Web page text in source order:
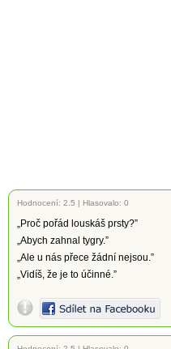
Hodnocení: 2.5 | Hlasovalo: 0
„Proč pořád louskáš prsty?”
„Abych zahnal tygry.”
„Ale u nás přece žádní nejsou.”
„Vidíš, že je to účinné.”